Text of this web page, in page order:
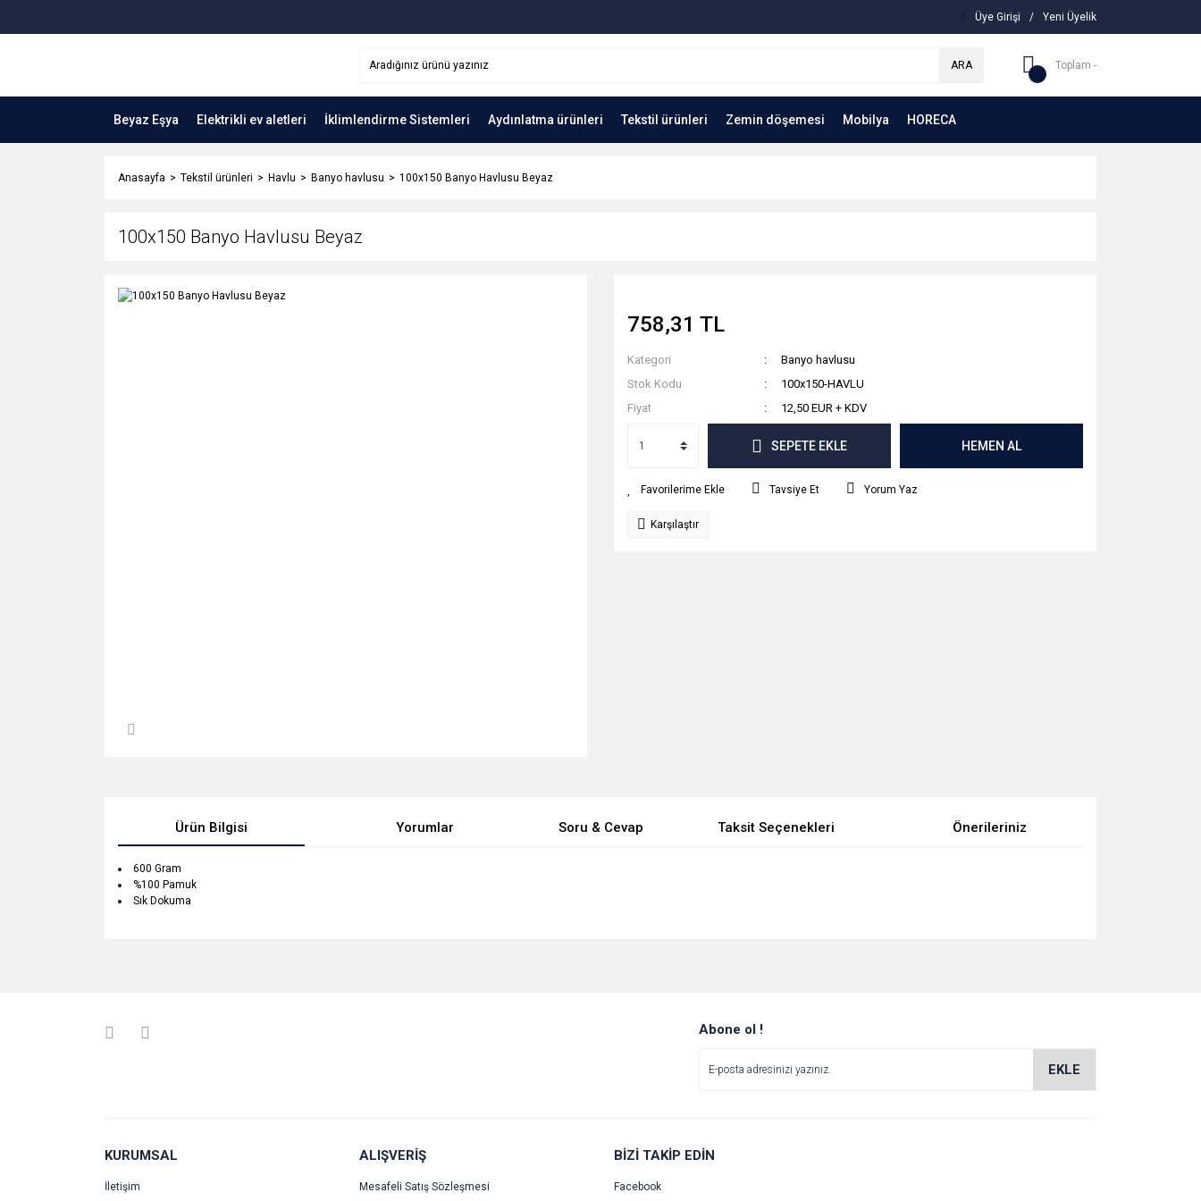
Üye Girişi / Yeni Üyelik
ARA Toplam -
Beyaz Eşya Elektrikli ev aletleri İklimlendirme Sistemleri Aydınlatma ürünleri Tekstil ürünleri Zemin döşemesi Mobilya HORECA
Anasayfa Tekstil ürünleri Havlu Banyo havlusu 100x150 Banyo Havlusu Beyaz
100x150 Banyo Havlusu Beyaz
758,31 TL
Kategori
Banyo havlusu
Stok Kodu
100x150-HAVLU
Fiyat
12,50 EUR + KDV
SEPETE EKLE HEMEN AL
Tavsiye Et Yorum Yaz
Karşılaştır
Ürün Bilgisi Yorumlar Soru & Cevap Taksit Seçenekleri Önerileriniz
600 Gram
%100 Pamuk
Sık Dokuma
Abone ol !
EKLE
KURUMSAL
İletişim
ALIŞVERİŞ
Mesafeli Satış Sözleşmesi
BİZİ TAKİP EDİN
Facebook